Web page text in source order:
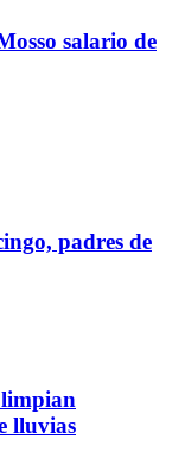
salario de
padres de
lluvias